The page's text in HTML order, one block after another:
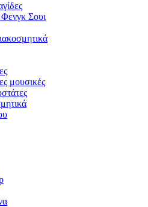
Φενγκ Σουι
μουσικές